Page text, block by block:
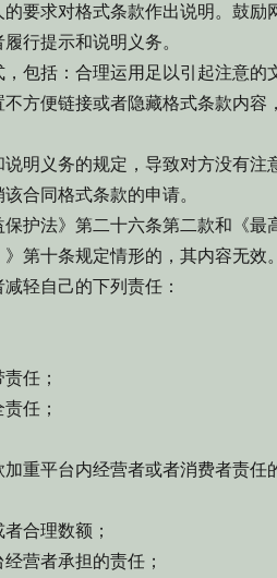
要求对格式条款作出说明。鼓励
行提示和说明义务。
包括：合理运用足以引起注意的
方便链接或者隐藏格式条款内容
明义务的规定，导致对方没有注
合同格式条款的申请。
护法》第二十六条第二款和《最
第十条规定情形的，其内容无效。
轻自己的下列责任：
任；
任；
重平台内经营者或者消费者责任
合理数额；
营者承担的责任；